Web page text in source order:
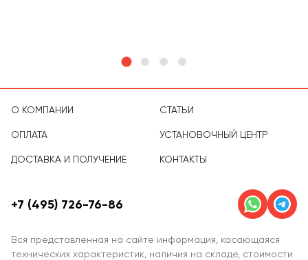
О КОМПАНИИ
ОПЛАТА
ДОСТАВКА И ПОЛУЧЕНИЕ
СТАТЬИ
УСТАНОВОЧНЫЙ ЦЕНТР
КОНТАКТЫ
Вся представленная на сайте информация, касающаяся
технических характеристик, наличия на складе, стоимости
+7 (495) 726-76-86